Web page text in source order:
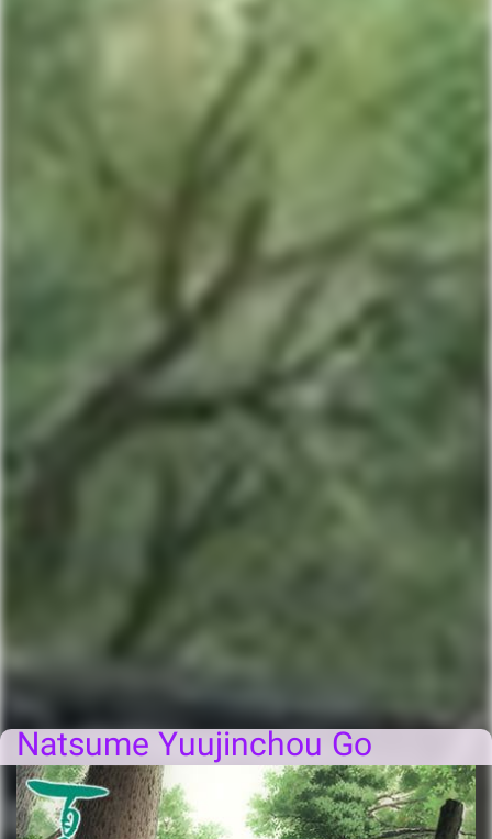
Natsume Yuujinchou Go